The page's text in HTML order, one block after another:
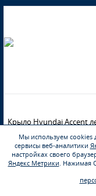
Крыло Hyundai Accent
8
Мы используем cookies
сервисы веб-аналитики
настройках своего
Яндекс Метрики. Нажимая